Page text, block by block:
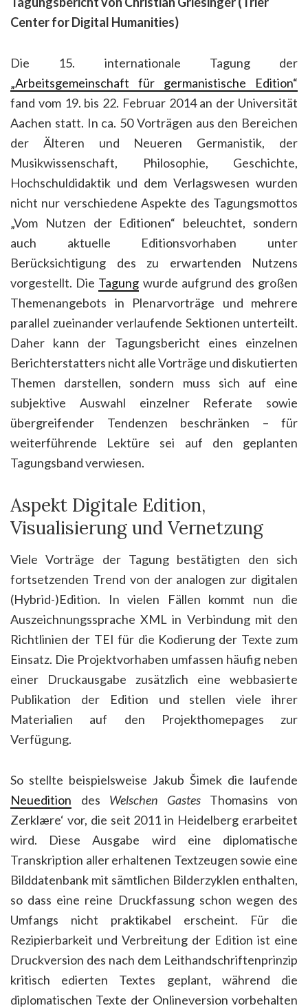
Center for Digital Humanities)
Die 15. internationale Tagung der
„Arbeitsgemeinschaft für germanistische Edition“
fand vom 19. bis 22. Februar 2014 an der Universität
Aachen statt. In ca. 50 Vorträgen aus den Bereichen
der Älteren und Neueren Germanistik, der
Musikwissenschaft, Philosophie, Geschichte,
Hochschuldidaktik und dem Verlagswesen wurden
nicht nur verschiedene Aspekte des Tagungsmottos
„Vom Nutzen der Editionen“ beleuchtet, sondern
auch aktuelle Editionsvorhaben unter
Berücksichtigung des zu erwartenden Nutzens
vorgestellt. Die Tagung wurde aufgrund des großen
Themenangebots in Plenarvorträge und mehrere
parallel zueinander verlaufende Sektionen unterteilt.
Daher kann der Tagungsbericht eines einzelnen
Berichterstatters nicht alle Vorträge und diskutierten
Themen darstellen, sondern muss sich auf eine
subjektive Auswahl einzelner Referate sowie
übergreifender Tendenzen beschränken – für
weiterführende Lektüre sei auf den geplanten
Tagungsband verwiesen.
Aspekt Digitale Edition,
Visualisierung und Vernetzung
Viele Vorträge der Tagung bestätigten den sich
fortsetzenden Trend von der analogen zur digitalen
(Hybrid-)Edition. In vielen Fällen kommt nun die
Auszeichnungssprache XML in Verbindung mit den
Richtlinien der TEI für die Kodierung der Texte zum
Einsatz. Die Projektvorhaben umfassen häufig neben
einer Druckausgabe zusätzlich eine webbasierte
Publikation der Edition und stellen viele ihrer
Materialien auf den Projekthomepages zur
Verfügung.
So stellte beispielsweise Jakub Šimek die laufende
Neuedition des Welschen GastesThomasins von
Zerklære‘ vor, die seit 2011 in Heidelberg erarbeitet
wird. Diese Ausgabe wird eine diplomatische
Transkription aller erhaltenen Textzeugen sowie eine
Bilddatenbank mit sämtlichen Bilderzyklen enthalten,
so dass eine reine Druckfassung schon wegen des
Umfangs nicht praktikabel erscheint. Für die
Rezipierbarkeit und Verbreitung der Edition ist eine
Druckversion des nach dem Leithandschriftenprinzip
kritisch edierten Textes geplant, während die
diplomatischen Texte der Onlineversion vorbehalten